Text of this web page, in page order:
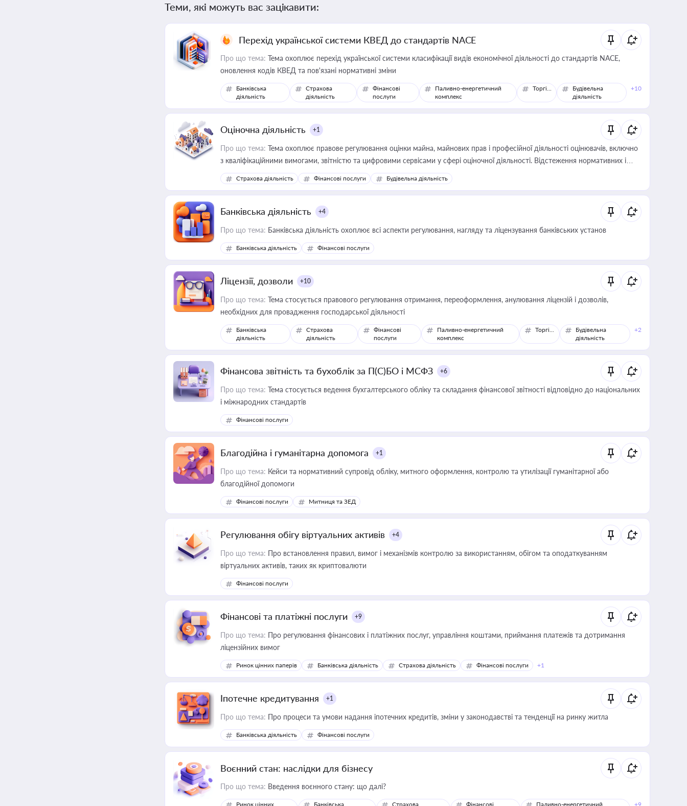
Теми, які можуть вас зацікавити:
Перехід української системи КВЕД до стандартів NACE
Про що тема: Тема охоплює перехід української системи класифікації видів економічної діяльності до стандартів NACE,
оновлення кодів КВЕД та пов'язані нормативні зміни
Банківська
діяльність
Страхова
діяльність
Фінансові
послуги
Паливно-енергетичний
комплекс
Торгівля
Будівельна
діяльність
+10
Оціночна діяльність +1
Про що тема: Тема охоплює правове регулювання оцінки майна, майнових прав і професійної діяльності оцінювачів, включно
з кваліфікаційними вимогами, звітністю та цифровими сервісами у сфері оціночної діяльності. Відстеження нормативних і
медійних змін у цій сфері корисне для власника бізнесу, керівника, юриста або бухгалтера під час оподаткування,
приватизації, оренди державного майна, корпоративних угод і перевірки статусу суб'єктів оціночної діяльності
Страхова діяльність Фінансові послуги Будівельна діяльність
Банківська діяльність +4
Про що тема: Банківська діяльність охоплює всі аспекти регулювання, нагляду та ліцензування банківських установ
Банківська діяльність Фінансові послуги
Ліцензії, дозволи +10
Про що тема: Тема стосується правового регулювання отримання, переоформлення, анулювання ліцензій і дозволів,
необхідних для провадження господарської діяльності
Банківська
діяльність
Страхова
діяльність
Фінансові
послуги
Паливно-енергетичний
комплекс
Торгівля
Будівельна
діяльність
+2
Фінансова звітність та бухоблік за П(С)БО і МСФЗ +6
Про що тема: Тема стосується ведення бухгалтерського обліку та складання фінансової звітності відповідно до національних
і міжнародних стандартів
Фінансові послуги
Благодійна і гуманітарна допомога +1
Про що тема: Кейси та нормативний супровід обліку, митного оформлення, контролю та утилізації гуманітарної або
благодійної допомоги
Фінансові послуги Митниця та ЗЕД
Регулювання обігу віртуальних активів +4
Про що тема: Про встановлення правил, вимог і механізмів контролю за використанням, обігом та оподаткуванням
віртуальних активів, таких як криптовалюти
Фінансові послуги
Фінансові та платіжні послуги +9
Про що тема: Про регулювання фінансових і платіжних послуг, управління коштами, приймання платежів та дотримання
ліцензійних вимог
Ринок цінних паперів Банківська діяльність Страхова діяльність Фінансові послуги +1
Іпотечне кредитування +1
Про що тема: Про процеси та умови надання іпотечних кредитів, зміни у законодавстві та тенденції на ринку житла
Банківська діяльність Фінансові послуги
Воєнний стан: наслідки для бізнесу
Про що тема: Введення воєнного стану: що далі?
Ринок цінних Банківська Страхова Фінансові Паливно-енергетичний +9